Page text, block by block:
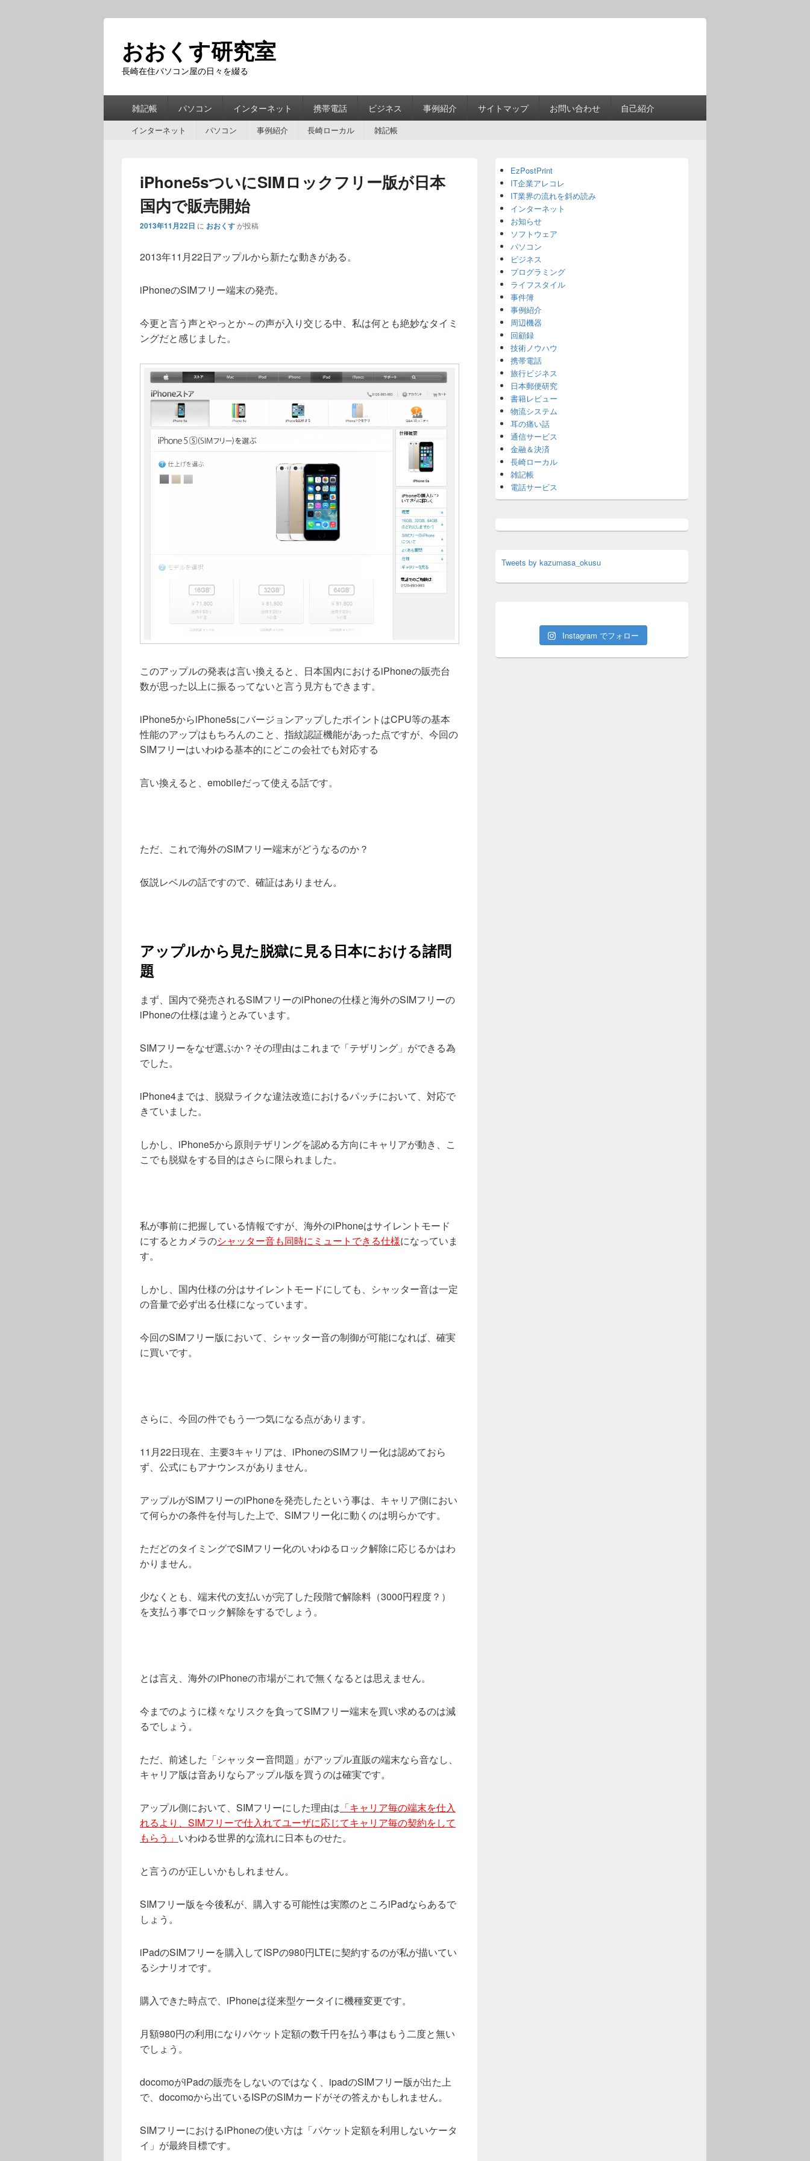
おおくす研究室
長崎在住パソコン屋の日々を綴る
雑記帳 パソコン インターネット 携帯電話 ビジネス 事例紹介 サイトマップ お問い合わせ 自己紹介
インターネット パソコン 事例紹介 長崎ローカル 雑記帳
iPhone5sついにSIMロックフリー版が日本
国内で販売開始
2013年11月22日 に おおくすが投稿
2013年11月22日アップルから新たな動きがある。
iPhoneのSIMフリー端末の発売。
今更と言う声とやっとか～の声が入り交じる中、私は何とも絶妙なタイミ
ングだと感じました。
このアップルの発表は言い換えると、日本国内におけるiPhoneの販売台
数が思った以上に振るってないと言う見方もできます。
iPhone5からiPhone5sにバージョンアップしたポイントはCPU等の基本
性能のアップはもちろんのこと、指紋認証機能があった点ですが、今回の
SIMフリーはいわゆる基本的にどこの会社でも対応する
言い換えると、emobileだって使える話です。
ただ、これで海外のSIMフリー端末がどうなるのか？
仮説レベルの話ですので、確証はありません。
アップルから見た脱獄に見る日本における諸問
題
まず、国内で発売されるSIMフリーのiPhoneの仕様と海外のSIMフリーの
iPhoneの仕様は違うとみています。
SIMフリーをなぜ選ぶか？その理由はこれまで「テザリング」ができる為
でした。
iPhone4までは、脱獄ライクな違法改造におけるパッチにおいて、対応で
きていました。
しかし、iPhone5から原則テザリングを認める方向にキャリアが動き、こ
こでも脱獄をする目的はさらに限られました。
私が事前に把握している情報ですが、海外のiPhoneはサイレントモード
にするとカメラのシャッター音も同時にミュートできる仕様になっていま
す。
しかし、国内仕様の分はサイレントモードにしても、シャッター音は一定
の音量で必ず出る仕様になっています。
今回のSIMフリー版において、シャッター音の制御が可能になれば、確実
に買いです。
さらに、今回の件でもう一つ気になる点があります。
11月22日現在、主要3キャリアは、iPhoneのSIMフリー化は認めておら
ず、公式にもアナウンスがありません。
アップルがSIMフリーのiPhoneを発売したという事は、キャリア側におい
て何らかの条件を付与した上で、SIMフリー化に動くのは明らかです。
ただどのタイミングでSIMフリー化のいわゆるロック解除に応じるかはわ
かりません。
少なくとも、端末代の支払いが完了した段階で解除料（3000円程度？）
を支払う事でロック解除をするでしょう。
とは言え、海外のiPhoneの市場がこれで無くなるとは思えません。
今までのように様々なリスクを負ってSIMフリー端末を買い求めるのは減
るでしょう。
ただ、前述した「シャッター音問題」がアップル直販の端末なら音なし、
キャリア版は音ありならアップル版を買うのは確実です。
アップル側において、SIMフリーにした理由は 「キャリア毎の端末を仕入
れるより、SIMフリーで仕入れてユーザに応じてキャリア毎の契約をして
もらう」 いわゆる世界的な流れに日本ものせた。
と言うのが正しいかもしれません。
SIMフリー版を今後私が、購入する可能性は実際のところiPadならあるで
しょう。
iPadのSIMフリーを購入してISPの980円LTEに契約するのが私が描いてい
るシナリオです。
購入できた時点で、iPhoneは従来型ケータイに機種変更です。
月額980円の利用になりパケット定額の数千円を払う事はもう二度と無い
でしょう。
docomoがiPadの販売をしないのではなく、ipadのSIMフリー版が出た上
で、docomoから出ているISPのSIMカードがその答えかもしれません。
SIMフリーにおけるiPhoneの使い方は「パケット定額を利用しないケータ
イ」が最終目標です。
Sidebar
Widget
Area
EzPostPrint
IT企業アレコレ
IT業界の流れを斜め読み
インターネット
お知らせ
ソフトウェア
パソコン
ビジネス
プログラミング
ライフスタイル
事件簿
事例紹介
周辺機器
回顧録
技術ノウハウ
携帯電話
旅行ビジネス
日本郵便研究
書籍レビュー
物流システム
耳の痛い話
通信サービス
金融＆決済
長崎ローカル
雑記帳
電話サービス
Tweets by kazumasa_okusu
Instagram でフォロー